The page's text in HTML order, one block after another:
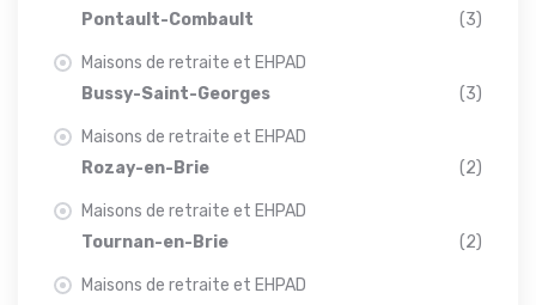
Pontault-Combault
(3)
Maisons de retraite et EHPAD
Bussy-Saint-Georges
(3)
Maisons de retraite et EHPAD
Rozay-en-Brie
(2)
Maisons de retraite et EHPAD
Tournan-en-Brie
(2)
Maisons de retraite et EHPAD